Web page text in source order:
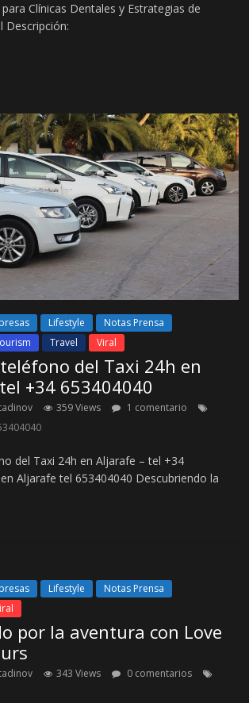
Clínicas Dentales y Estrategias de
Descripción:
Lifestyle
Notas Prensa
Travel Viral
del Taxi 24h en
+34 653404040
359 Views
1 comentario
del Taxi 24h en Aljarafe – tel +34
Aljarafe tel 653404040 Descubriendo la
Lifestyle
Notas Prensa
por la aventura con Love
343 Views
0 comentarios